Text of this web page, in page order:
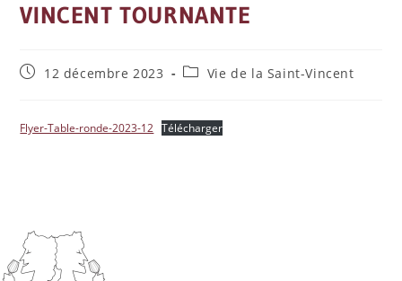
VINCENT TOURNANTE
12 décembre 2023 Vie de la Saint-Vincent
Flyer-Table-ronde-2023-12 Télécharger